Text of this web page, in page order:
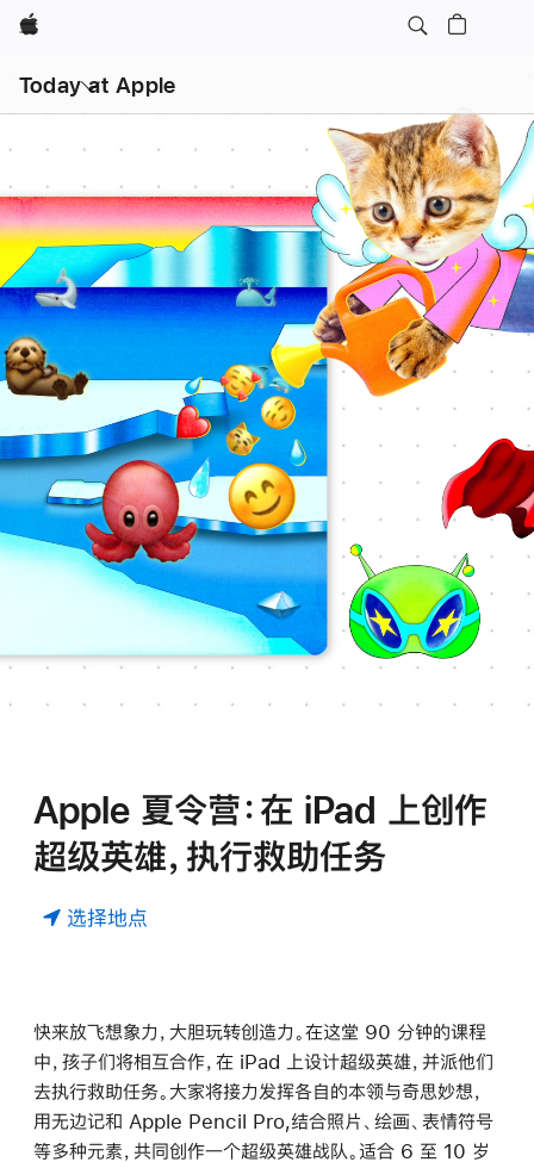
Apple
Today at Apple
单
Apple 夏令营：在 iPad 上创作
超级英雄，执行救助任务
选择地点
快来放飞想象力，大胆玩转创造力。在这堂 90 分钟的课程
中，孩子们将相互合作，在 iPad 上设计超级英雄，并派他们
去执行救助任务。大家将接力发挥各自的本领与奇思妙想，
用无边记和 Apple Pencil Pro,结合照片、绘画、表情符号
等多种元素，共同创作一个超级英雄战队。适合 6 至 10 岁